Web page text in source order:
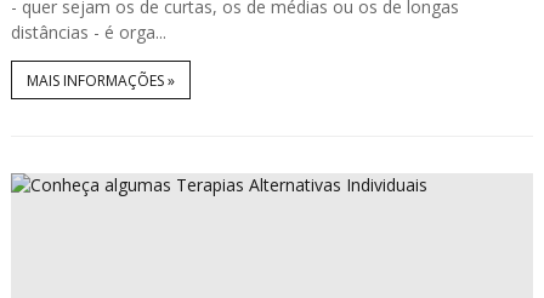
- quer sejam os de curtas, os de médias ou os de longas
distâncias - é orga...
MAIS INFORMAÇÕES »